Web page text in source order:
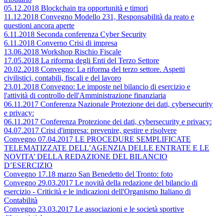
05.12.2018 Blockchain tra opportunità e timori
11.12.2018 Convegno Modello 231, Responsabilità da reato e
questioni ancora aperte
6.11.2018 Seconda conferenza Cyber Security
6.11.2018 Converno Crisi di impresa
13.06.2018 Workshop Rischio Fiscale
17.05.2018 La riforma degli Enti del Terzo Settore
20.02.2018 Convegno: La riforma del terzo settore. Aspetti
civilistici, contabili, fiscali e del lavoro
23.01.2018 Convegno: Le imposte nel bilancio di esercizio e
l'attività di controllo dell'Amministrazione finanziaria
06.11.2017 Conferenza Nazionale Protezione dei dati, cybersecurity
e privacy:
06.11.2017 Conferenza Protezione dei dati, cybersecurity e privacy:
04.07.2017 Crisi d'impresa: prevenire, gestire e risolvere
Convegno 07.04.2017 LE PROCEDURE SEMPLIFICATE
TELEMATIZZATE DELL’AGENZIA DELLE ENTRATE E LE
NOVITA’ DELLA REDAZIONE DEL BILANCIO
D’ESERCIZIO
Convegno 17.18 marzo San Benedetto del Tronto: foto
Convegno 29.03.2017 Le novità della redazione del bilancio di
esercizio - Criticità e le indicazioni dell'Organismo Italiano di
Contabilità
Convegno 23.03.2017 Le associazioni e le società sportive